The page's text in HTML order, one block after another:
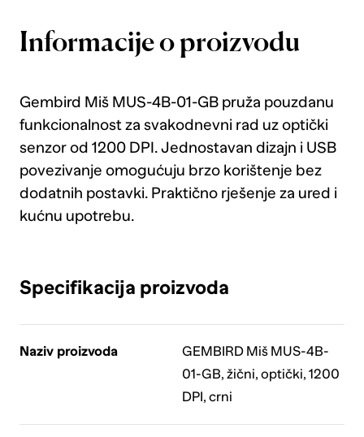
Informacije o proizvodu
Gembird Miš MUS-4B-01-GB pruža pouzdanu
funkcionalnost za svakodnevni rad uz optički
senzor od 1200 DPI. Jednostavan dizajn i USB
povezivanje omogućuju brzo korištenje bez
dodatnih postavki. Praktično rješenje za ured i
kućnu upotrebu.
Specifikacija proizvoda
Naziv proizvoda
GEMBIRD Miš MUS-4B-
01-GB, žični, optički, 1200
DPI, crni